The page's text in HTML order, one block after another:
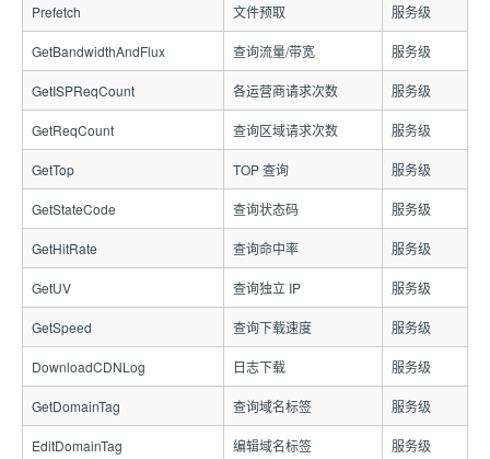
Prefetch 文件预取 服务级
GetBandwidthAndFlux 查询流量/带宽 服务级
GetISPReqCount 各运营商请求次数 服务级
GetReqCount 查询区域请求次数 服务级
GetTop TOP 查询 服务级
GetStateCode 查询状态码 服务级
GetHitRate 查询命中率 服务级
GetUV 查询独立 IP 服务级
GetSpeed 查询下载速度 服务级
DownloadCDNLog 日志下载 服务级
GetDomainTag 查询域名标签 服务级
EditDomainTag 编辑域名标签 服务级